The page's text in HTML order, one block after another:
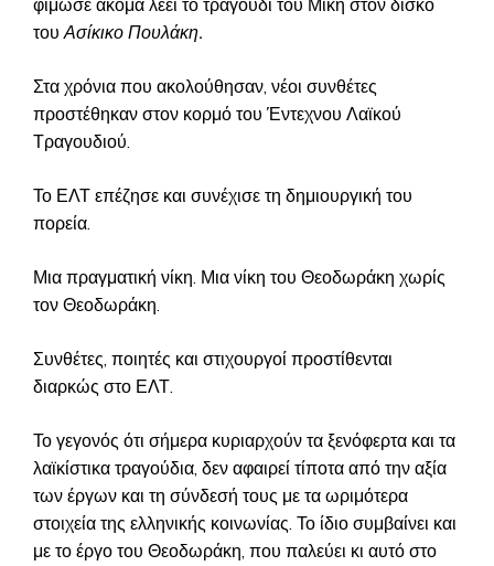
φίμωσε ακόμα λέει το τραγούδι του Μίκη στον δίσκο
τουΑσίκικο Πουλάκη.
Στα χρόνια που ακολούθησαν, νέοι συνθέτες
προστέθηκαν στον κορμό του Έντεχνου Λαϊκού
Τραγουδιού.
Το ΕΛΤ επέζησε και συνέχισε τη δημιουργική του
πορεία.
Μια πραγματική νίκη. Μια νίκη του Θεοδωράκη χωρίς
τον Θεοδωράκη.
Συνθέτες, ποιητές και στιχουργοί προστίθενται
διαρκώς στο ΕΛΤ.
Το γεγονός ότι σήμερα κυριαρχούν τα ξενόφερτα και τα
λαϊκίστικα τραγούδια, δεν αφαιρεί τίποτα από την αξία
των έργων και τη σύνδεσή τους με τα ωριμότερα
στοιχεία της ελληνικής κοινωνίας. Το ίδιο συμβαίνει και
με το έργο του Θεοδωράκη, που παλεύει κι αυτό στο